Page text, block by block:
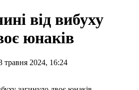
від вибуху
юнаків
травня 2024, 16:24